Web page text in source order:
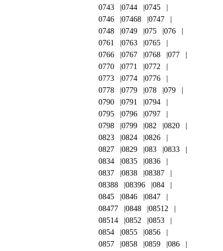
0743
0744
0745
0746
07468
0747
0748
0749 075
076
0761
0763
0765
0766
0767 0768
077
0770
0771
0772
0773
0774
0776
0778
0779 078
079
0790
0791
0794
0795
0796
0797
0798
0799 082
0820
0823
0824
0826
0827
0829 083
0833
0834
0835
0836
0837
0838
08387
08388
08396
084
0845
0846
0847
08477
0848
08512
08514
0852
0853
0854
0855
0856
0857
0858 0859
086